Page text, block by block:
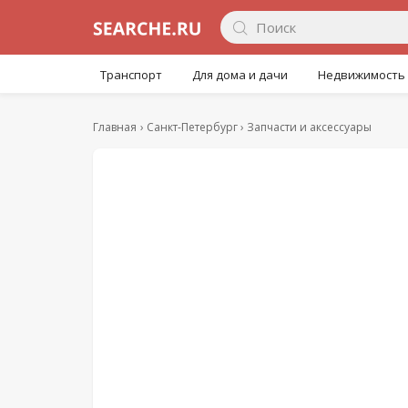
Транспорт Для дома и дачи Недвижимость
Главная Санкт-Петербург Запчасти и аксессуары